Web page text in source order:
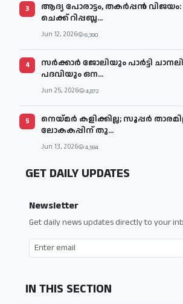
3
ആദ്യ പോരാട്ടം, തകർപ്പൻ
ചെക്ക് റിപ്പബ്ല...
Jun 12, 2026 6,390
4
സര്‍ക്കാര്‍ ജോലിയും പാര്‍ട്ടി
പദവിയും ഒന...
Jun 25, 2026 4,872
5
നെയ്മര്‍ കളിക്കില്ല; സൂപ്പര്‍
ലോകകപ്പിന് തു...
Jun 13, 2026 4,594
GET DAILY UPDATES
Newsletter
Get daily news updates directly to your
IN THIS SECTION